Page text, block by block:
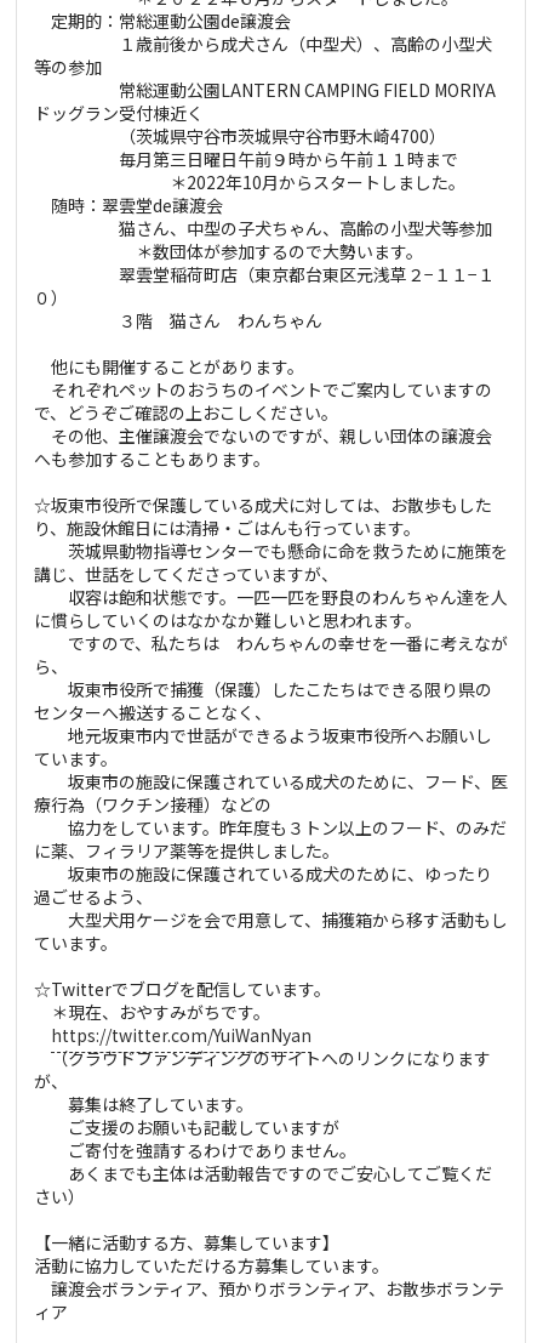
定期的：常総運動公園de譲渡会
１歳前後から成犬さん（中型犬）、高齢の小型犬
等の参加
常総運動公園LANTERN CAMPING FIELD MORIYA
ドッグラン受付棟近く
（茨城県守谷市茨城県守谷市野木崎4700）
毎月第三日曜日午前９時から午前１１時まで
＊2022年10月からスタートしました。
随時：翠雲堂de譲渡会
猫さん、中型の子犬ちゃん、高齢の小型犬等参加
＊数団体が参加するので大勢います。
翠雲堂稲荷町店（東京都台東区元浅草２−１１−１
０）
３階 猫さん わんちゃん
他にも開催することがあります。
それぞれペットのおうちのイベントでご案内していますの
で、どうぞご確認の上おこしください。
その他、主催譲渡会でないのですが、親しい団体の譲渡会
へも参加することもあります。
☆坂東市役所で保護している成犬に対しては、お散歩もした
り、施設休館日には清掃・ごはんも行っています。
茨城県動物指導センターでも懸命に命を救うために施策を
講じ、世話をしてくださっていますが、
収容は飽和状態です。一匹一匹を野良のわんちゃん達を人
に慣らしていくのはなかなか難しいと思われます。
ですので、私たちは わんちゃんの幸せを一番に考えなが
ら、
坂東市役所で捕獲（保護）したこたちはできる限り県の
センターへ搬送することなく、
地元坂東市内で世話ができるよう坂東市役所へお願いし
ています。
坂東市の施設に保護されている成犬のために、フード、医
療行為（ワクチン接種）などの
協力をしています。昨年度も３トン以上のフード、のみだ
に薬、フィラリア薬等を提供しました。
坂東市の施設に保護されている成犬のために、ゆったり
過ごせるよう、
大型犬用ケージを会で用意して、捕獲箱から移す活動もし
ています。
☆Twitterでブログを配信しています。
＊現在、おやすみがちです。
https://twitter.com/YuiWanNyan
（クラウドファンディングのサイトへのリンクになります
が、
募集は終了しています。
ご支援のお願いも記載していますが
ご寄付を強請するわけでありません。
あくまでも主体は活動報告ですのでご安心してご覧くだ
さい）
【一緒に活動する方、募集しています】
活動に協力していただける方募集しています。
譲渡会ボランティア、預かりボランティア、お散歩ボランテ
ィア